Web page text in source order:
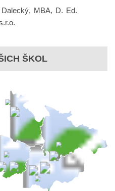
Dalecký, MBA, D. Ed.
ŠKOL